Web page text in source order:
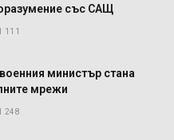
със САЩ
111
министър стана
мрежи
248